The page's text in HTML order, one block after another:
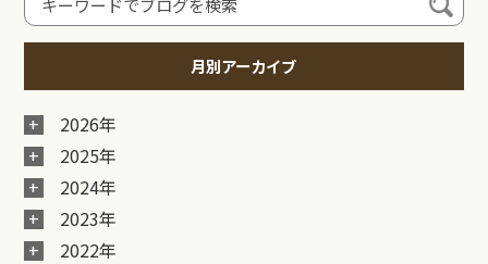
月別アーカイブ
2026年
2025年
2024年
2023年
2022年